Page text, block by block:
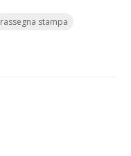
rassegna stampa